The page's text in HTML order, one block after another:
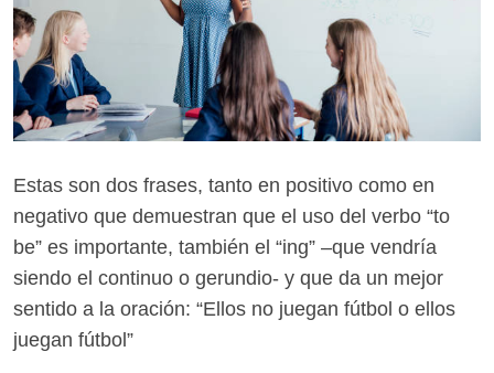
Estas son dos frases, tanto en positivo como en
negativo que demuestran que el uso del verbo “to
be” es importante, también el “ing” –que vendría
siendo el continuo o gerundio- y que da un mejor
sentido a la oración: “Ellos no juegan fútbol o ellos
juegan fútbol”